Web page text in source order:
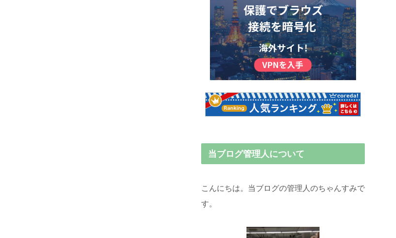
当ブログ管理人について
こんにちは。当ブログの管理人のちゃんすみで
す。